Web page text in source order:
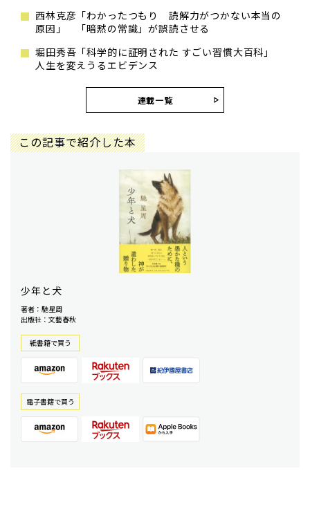
西林克彦「わかったつもり 読解力がつかない本当の
原因」 「暗黙の常識」が誤読させる
堀田秀吾「科学的に証明された すごい習慣大百科」
人生を変えうるエビデンス
連載一覧
この記事で紹介した本
少年と犬
著者：馳星周
出版社：文藝春秋
紙書籍で買う
電⼦書籍で買う